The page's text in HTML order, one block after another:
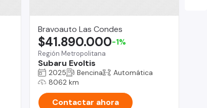
Bravoauto Las Condes
Región Metropolitana
Subaru Evoltis
$41.890.000-1%
2025 Bencina
Automática
8062 km
Contactar ahora